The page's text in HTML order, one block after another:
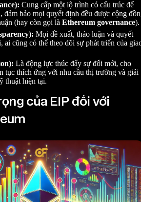
Cung cấp một lộ trình có cấu trúc để
đảm bảo mọi quyết định đều được cộng
(hay còn gọi là Ethereum governance).
Mọi đề xuất, thảo luận và quyết
ai cũng có thể theo dõi sự phát triển của
Là động lực thúc đẩy sự đổi mới, cho
tục thích ứng với nhu cầu thị trường và giải
thuật hiện tại.
của EIP đối với